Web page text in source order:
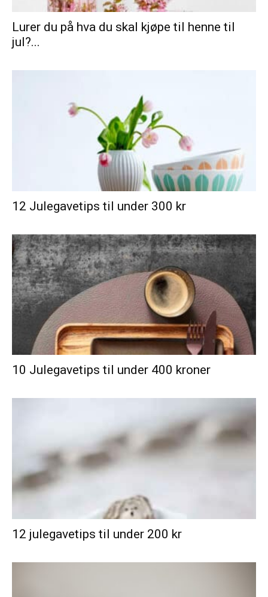
Lurer du på hva du skal kjøpe til henne til
jul?...
12 Julegavetips til under 300 kr
10 Julegavetips til under 400 kroner
12 julegavetips til under 200 kr